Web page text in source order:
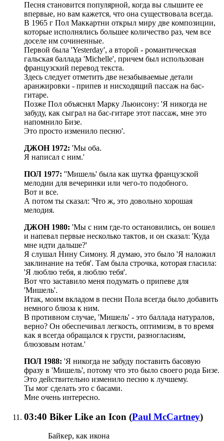
Песня становится популярной, когда вы слышите ее
впервые, но вам кажется, что она существовала всегда.
В 1965 г Пол Маккартни открыл миру две композиции,
которые исполнялись большее количество раз, чем все
доселе им сочиненные.
Первой была 'Yesterday', а второй - романтическая
гальская баллада 'Michelle', причем был использован
французский перевод текста.
Здесь следует отметить две незабываемые детали
аранжировки - припев и нисходящий пассаж на бас-
гитаре.
Позже Пол объяснял Марку Льюисону: 'Я никогда не
забуду, как сыграл на бас-гитаре этот пассаж, мне это
напомнило Бизе.
Это просто изменило песню'.
ДЖОН 1972: 'Мы оба.
Я написал с ним.'
ПОЛ 1977: ''Мишель' была как шутка французской
мелодии для вечеринки или чего-то подобного.
Вот и все.
А потом ты сказал: 'Что ж, это довольно хорошая
мелодия.
ДЖОН 1980: 'Мы с ним где-то остановились, он вошел
и напевал первые несколько тактов, и он сказал: 'Куда
мне идти дальше?'
Я слушал Нину Симону. Я думаю, это было 'Я наложил
заклинание на тебя'. Там была строчка, которая гласила:
'Я люблю тебя, я люблю тебя'.
Вот что заставило меня подумать о припеве для
'Мишель'.
Итак, моим вкладом в песни Пола всегда было добавить
немного блюза к ним.
В противном случае, 'Мишель' - это баллада натуралов,
верно? Он обеспечивал легкость, оптимизм, в то время
как я всегда обращался к грусти, разногласиям,
блюзовым нотам.'
ПОЛ 1988: 'Я никогда не забуду поставить басовую
фразу в 'Мишель', потому что это было своего рода Бизе.
Это действительно изменило песню к лучшему.
Ты мог сделать это с басами.
Мне очень интересно.
03:40 Biker Like an Icon (Paul McCartney)
Байкер, как икона